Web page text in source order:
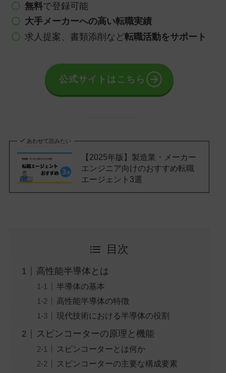
無料で登録可能
大手メーカーへの高い転職実績
求人提案、書類添削など転職活動をサポート
公式サイトはこちら
あわせて読みたい
【2025年版】製造業・メーカー
エンジニア向けのおすすめ転職
エージェント3選
目次
高性能半導体とは
半導体の基本
高性能半導体の特徴
現代技術における半導体の役割
スピンコーターの原理と機能
スピンコーターとは何か
スピンコーターの主要な構成要素